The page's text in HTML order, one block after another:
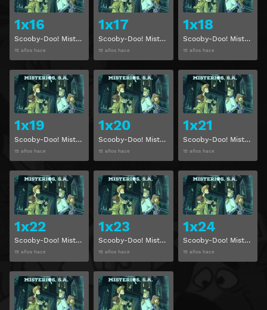
1x16
Scooby-Doo! Misterios, S. A. Temporada 1 Capitulo 16
15 años hace
1x17
Scooby-Doo! Misterios, S. A. Temporada 1 Capitulo 17
15 años hace
1x18
Scooby-Doo! Misterios, S. A. Temporada 1 Capitulo 18
15 años hace
1x19
Scooby-Doo! Misterios, S. A. Temporada 1 Capitulo 19
15 años hace
Ver
1x20
Scooby-Doo! Misterios, S. A. Temporada 1 Capitulo 20
15 años hace
Ver
1x21
Scooby-Doo! Misterios, S. A. Temporada 1 Capitulo 21
15 años hace
1x22
Scooby-Doo! Misterios, S. A. Temporada 1 Capitulo 22
15 años hace
Ver
1x23
Scooby-Doo! Misterios, S. A. Temporada 1 Capitulo 23
15 años hace
Ver
1x24
Scooby-Doo! Misterios, S. A. Temporada 1 Capitulo 24
15 años hace
Ver